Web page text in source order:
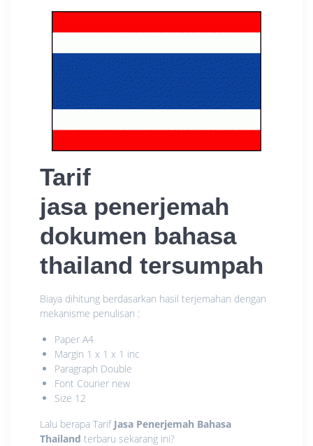
Tarif
jasa penerjemah
dokumen bahasa
thailand tersumpah
Biaya dihitung berdasarkan hasil terjemahan dengan
mekanisme penulisan :
Paper A4
Margin 1 x 1 x 1 inc
Paragraph Double
Font Courier new
Size 12
Lalu berapa Tarif Jasa Penerjemah Bahasa
Thailand terbaru sekarang ini?